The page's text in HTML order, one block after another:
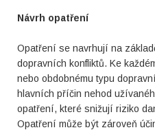
Návrh opatření
Opatření se navrhují na
dopravních konfliktů. Ke
nebo obdobnému typu
hlavních příčin nehod
opatření, které snižují riziko
Opatření může být zároveň